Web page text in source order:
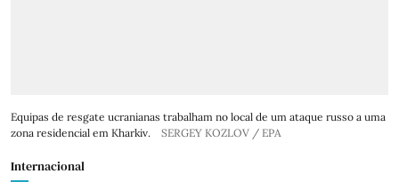
Equipas de resgate ucranianas trabalham no local de um ataque russo a uma
zona residencial em Kharkiv.
SERGEY KOZLOV / EPA
Internacional